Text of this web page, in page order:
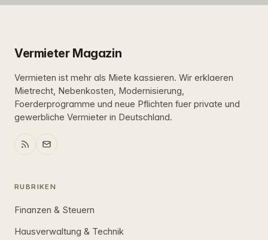
Vermieter Magazin
Vermieten ist mehr als Miete kassieren. Wir erklaeren
Mietrecht, Nebenkosten, Modernisierung,
Foerderprogramme und neue Pflichten fuer private und
gewerbliche Vermieter in Deutschland.
RUBRIKEN
Finanzen & Steuern
Hausverwaltung & Technik